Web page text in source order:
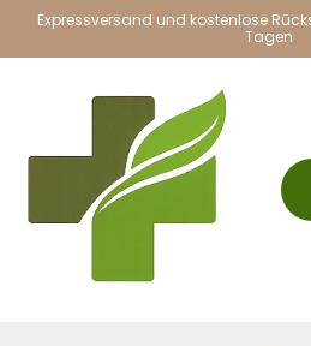
Expressversand und kostenlose
Tagen